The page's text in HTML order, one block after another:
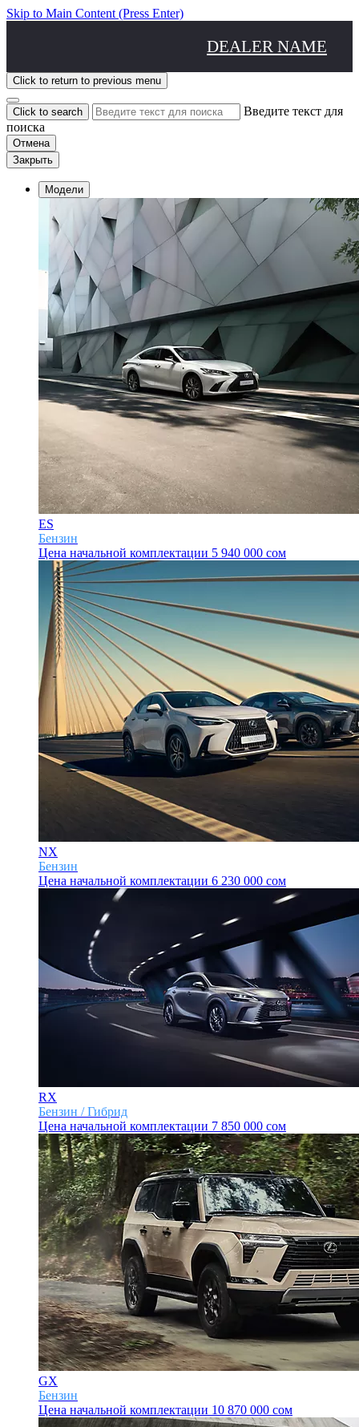
Skip to Main Content (Press Enter)
DEALER NAME
Click to return to previous menu
Click to search
Введите текст для
поиска
Отмена
Закрыть
Модели
ES
Бензин
Цена начальной комплектации 5 940 000 сом
NX
Бензин
Цена начальной комплектации 6 230 000 сом
RX
Бензин / Гибрид
Цена начальной комплектации 7 850 000 сом
GX
Бензин
Цена начальной комплектации 10 870 000 сом